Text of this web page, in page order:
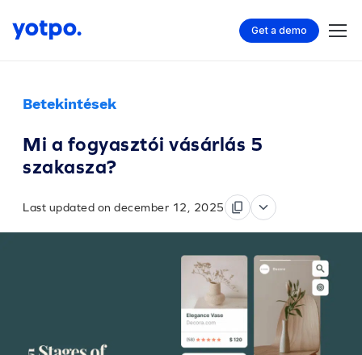
Get a demo
Betekintések
Mi a fogyasztói vásárlás 5
szakasza?
Last updated on december 12, 2025